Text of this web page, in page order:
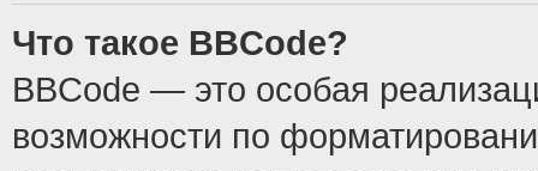
Что такое BBCode?
BBCode — это особая
возможности по